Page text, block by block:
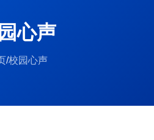
心声
/校园心声